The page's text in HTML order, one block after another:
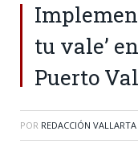
tu vale’
Puerto
POR REDACCIÓN